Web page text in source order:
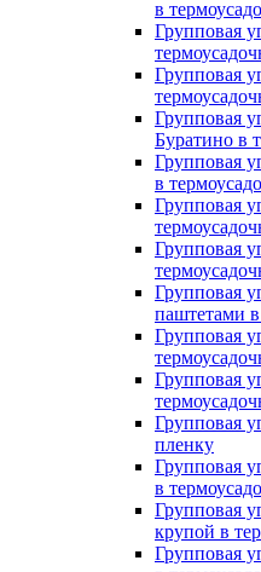
в
Групповая
Групповая
Групповая
Буратино в
Групповая
в
Групповая
Групповая
Групповая
паштетами
Групповая
Групповая
Групповая
пленку
Групповая
в
Групповая
крупой в
Групповая